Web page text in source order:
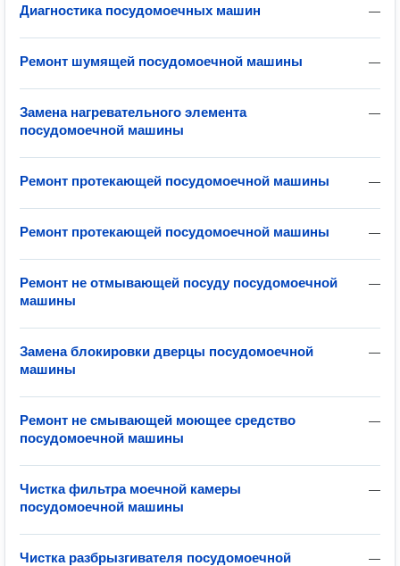
—
Диагностика посудомоечных машин
—
Ремонт шумящей посудомоечной машины
—
Замена нагревательного элемента
посудомоечной машины
—
Ремонт протекающей посудомоечной машины
—
Ремонт протекающей посудомоечной машины
—
Ремонт не отмывающей посуду посудомоечной
машины
—
Замена блокировки дверцы посудомоечной
машины
—
Ремонт не смывающей моющее средство
посудомоечной машины
—
Чистка фильтра моечной камеры
посудомоечной машины
—
Чистка разбрызгивателя посудомоечной